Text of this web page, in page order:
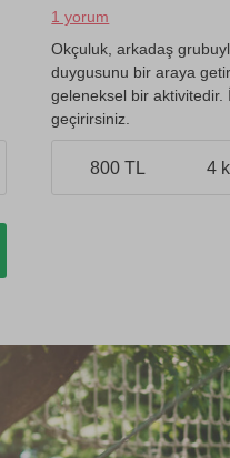
1 yorum
Okçuluk, arkadaş
duygusunu bir araya
geleneksel bir aktivitedir.
geçirirsiniz.
800 TL 4